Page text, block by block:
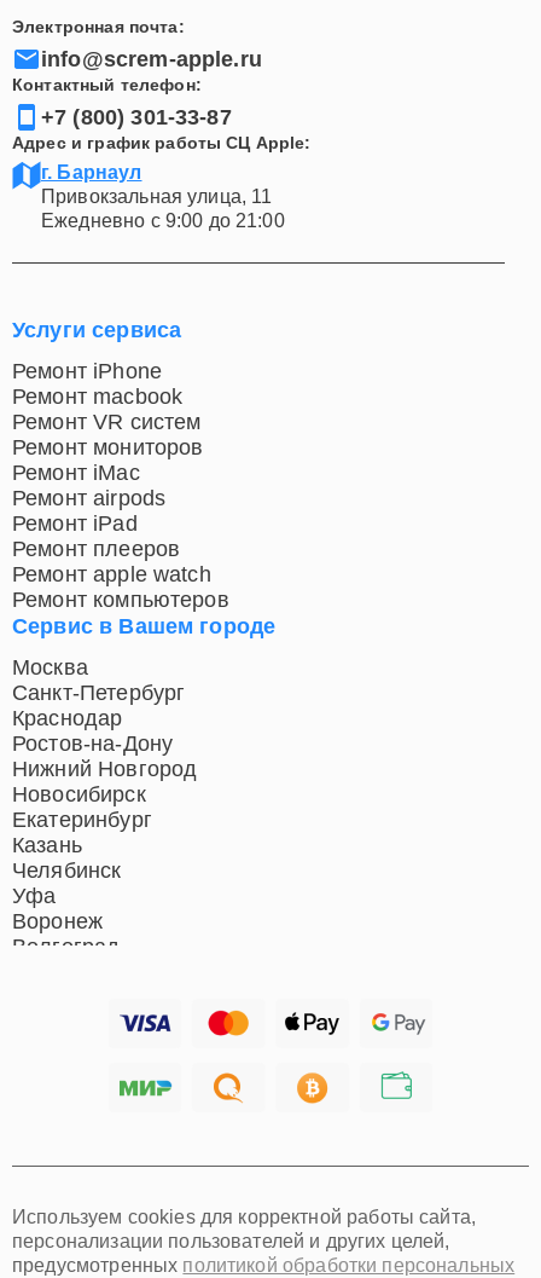
Электронная почта:
info@screm-apple.ru
Контактный телефон:
+7 (800) 301-33-87
Адрес и график работы СЦ Apple:
г. Барнаул
Привокзальная улица, 11
Ежедневно с 9:00 до 21:00
Сервис в Вашем городе
Москва
Санкт-Петербург
Краснодар
Ростов-на-Дону
Нижний Новгород
Новосибирск
Екатеринбург
Казань
Челябинск
Уфа
Воронеж
Волгоград
Хабаровск
Омск
Красноярск
Услуги сервиса
Ремонт iPhone
Ремонт macbook
Ремонт VR систем
Ремонт мониторов
Ремонт iMac
Ремонт airpods
Ремонт iPad
Ремонт плееров
Ремонт apple watch
Ремонт компьютеров
Используем cookies для корректной работы сайта,
персонализации пользователей и других целей,
предусмотренных политикой обработки персональных